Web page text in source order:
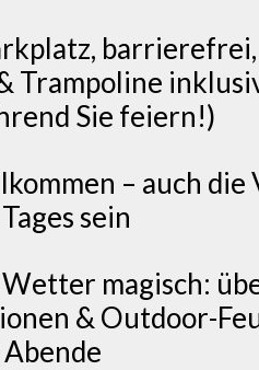
Trampoline
Sie feiern!)
– auch
sein
magisch:
& Outdoor-